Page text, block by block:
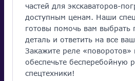
частей для экскаваторов-
доступным ценам. Наши
готовы помочь вам выбрать
деталь и ответить на все
Закажите реле «поворотов»
обеспечьте бесперебойную
спецтехники!